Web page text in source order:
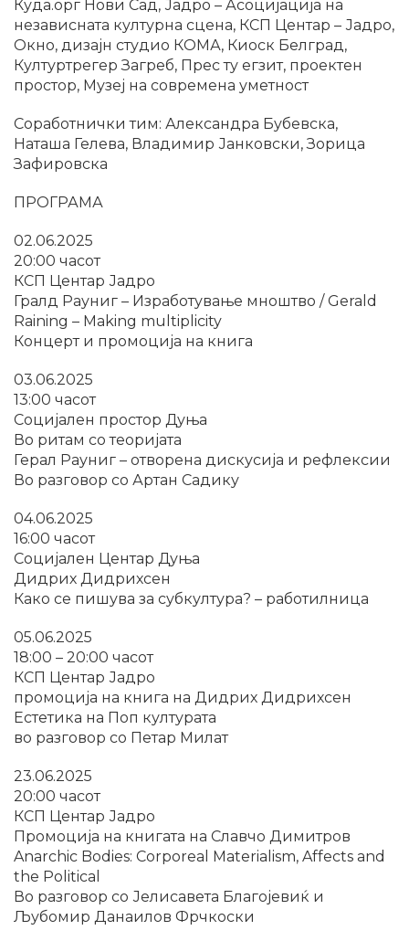
Куда.орг Нови Сад, Јадро – Асоцијација на
независната културна сцена, КСП Центар – Јадро,
Окно, дизајн студио КОМА, Киоск Белград,
Културтрегер Загреб, Прес ту егзит, проектен
простор, Музеј на современа уметност
Соработнички тим: Александра Бубевска,
Наташа Гелева, Владимир Јанковски, Зорица
Зафировска
ПРОГРАМА
02.06.2025
20:00 часот
КСП Центар Јадро
Гралд Рауниг – Изработување мноштво / Gerald
Raining – Making multiplicity
Концерт и промоција на книга
03.06.2025
13:00 часот
Социјален простор Дуња
Во ритам со теоријата
Герал Рауниг – отворена дискусија и рефлексии
Во разговор со Артан Садику
04.06.2025
16:00 часот
Социјален Центар Дуња
Дидрих Дидрихсен
Како се пишува за субкултура? – работилница
05.06.2025
18:00 – 20:00 часот
КСП Центар Јадро
промоција на книга на Дидрих Дидрихсен
Естетика на Поп културата
во разговор со Петар Милат
23.06.2025
20:00 часот
КСП Центар Јадро
Промоција на книгата на Славчо Димитров
Anarchic Bodies: Corporeal Materialism, Affects and
the Political
Во разговор со Јелисавета Благојевиќ и
Љубомир Данаилов Фрчкоски